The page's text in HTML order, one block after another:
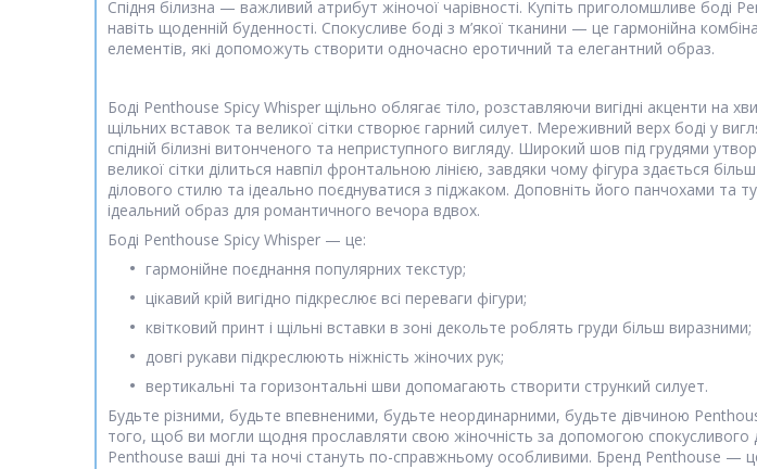
Спідня білизна — важливий атрибут жіночої чарівності. Купіть приголомшливе боді
навіть щоденній буденності. Спокусливе боді з м’якої тканини — це гармонійна
елементів, які допоможуть створити одночасно еротичний та елегантний образ.
Боді Penthouse Spicy Whisper щільно облягає тіло, розставляючи вигідні акценти на
щільних вставок та великої сітки створює гарний силует. Мереживний верх боді у
спідній білизні витонченого та неприступного вигляду. Широкий шов під грудями
великої сітки ділиться навпіл фронтальною лінією, завдяки чому фігура здається
ділового стилю та ідеально поєднуватися з піджаком. Доповніть його панчохами
ідеальний образ для романтичного вечора вдвох.
Боді Penthouse Spicy Whisper — це:
гармонійне поєднання популярних текстур;
цікавий крій вигідно підкреслює всі переваги фігури;
квітковий принт і щільні вставки в зоні декольте роблять груди більш виразними;
довгі рукави підкреслюють ніжність жіночих рук;
вертикальні та горизонтальні шви допомагають створити стрункий силует.
Будьте різними, будьте впевненими, будьте неординарними, будьте дівчиною
того, щоб ви могли щодня прославляти свою жіночність за допомогою спокусливого
Penthouse ваші дні та ночі стануть по-справжньому особливими. Бренд Penthouse —